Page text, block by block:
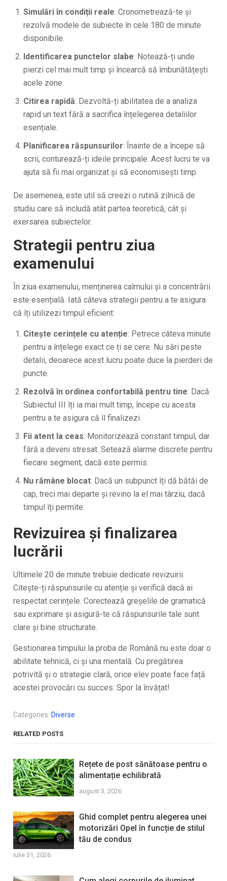
Simulări în condiții reale: Cronometrează-te și
rezolvă modele de subiecte în cele 180 de minute
disponibile.
Identificarea punctelor slabe: Notează-ți unde
pierzi cel mai mult timp și încearcă să îmbunătățești
acele zone.
Citirea rapidă: Dezvoltă-ți abilitatea de a analiza
rapid un text fără a sacrifica înțelegerea detaliilor
esențiale.
Planificarea răspunsurilor: Înainte de a începe să
scrii, conturează-ți ideile principale. Acest lucru te va
ajuta să fii mai organizat și să economisești timp.
De asemenea, este util să creezi o rutină zilnică de
studiu care să includă atât partea teoretică, cât și
exersarea subiectelor.
Strategii pentru ziua
examenului
În ziua examenului, menținerea calmului și a concentrării
este esențială. Iată câteva strategii pentru a te asigura
că îți utilizezi timpul eficient:
Citește cerințele cu atenție: Petrece câteva minute
pentru a înțelege exact ce ți se cere. Nu sări peste
detalii, deoarece acest lucru poate duce la pierderi de
puncte.
Rezolvă în ordinea confortabilă pentru tine: Dacă
Subiectul III îți ia mai mult timp, începe cu acesta
pentru a te asigura că îl finalizezi.
Fii atent la ceas: Monitorizează constant timpul, dar
fără a deveni stresat. Setează alarme discrete pentru
fiecare segment, dacă este permis.
Nu rămâne blocat: Dacă un subpunct îți dă bătăi de
cap, treci mai departe și revino la el mai târziu, dacă
timpul îți permite.
Revizuirea și finalizarea
lucrării
Ultimele 20 de minute trebuie dedicate revizuirii.
Citește-ți răspunsurile cu atenție și verifică dacă ai
respectat cerințele. Corectează greșelile de gramatică
sau exprimare și asigură-te că răspunsurile tale sunt
clare și bine structurate.
Gestionarea timpului la proba de Română nu este doar o
abilitate tehnică, ci și una mentală. Cu pregătirea
potrivită și o strategie clară, orice elev poate face față
acestei provocări cu succes. Spor la învățat!
Categories: Diverse
RELATED POSTS
Rețete de post sănătoase pentru o
alimentație echilibrată
august 3, 2026
Ghid complet pentru alegerea unei
motorizări Opel în funcție de stilul
tău de condus
iulie 31, 2026